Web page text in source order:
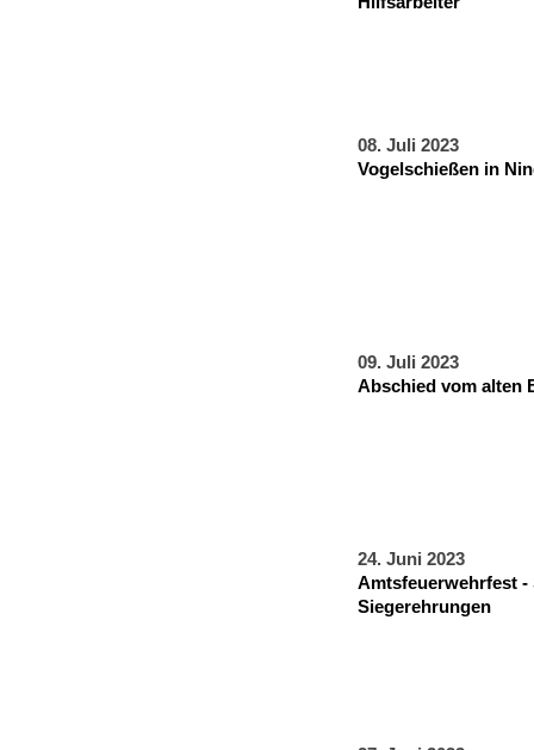
08. Juli 2023
Vogelschießen in
09. Juli 2023
Abschied vom alten
24. Juni 2023
Amtsfeuerwehrfest -
Siegerehrungen